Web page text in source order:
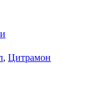
, Цитрамон